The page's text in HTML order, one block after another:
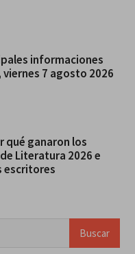
informaciones
7 agosto 2026
qué ganaron los
Literatura 2026 e
escritores